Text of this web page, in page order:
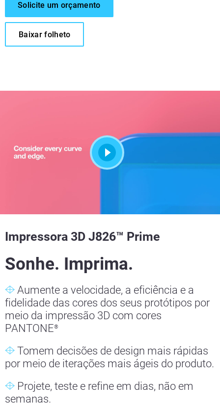
Solicite um orçamento
Baixar folheto
Impressora 3D J826™ Prime
Sonhe. Imprima.
Aumente a velocidade, a eficiência e a
fidelidade das cores dos seus protótipos por
meio da impressão 3D com cores
PANTONE®
Tomem decisões de design mais rápidas
por meio de iterações mais ágeis do produto.
Projete, teste e refine em dias, não em
semanas.